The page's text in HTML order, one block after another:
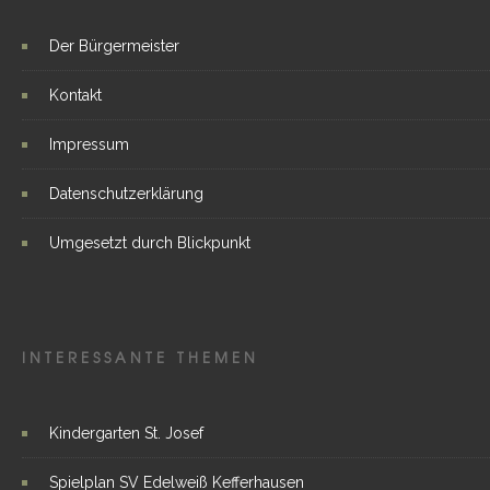
Der Bürgermeister
Kontakt
Impressum
Datenschutzerklärung
Umgesetzt durch Blickpunkt
INTERESSANTE THEMEN
Kindergarten St. Josef
Spielplan SV Edelweiß Kefferhausen